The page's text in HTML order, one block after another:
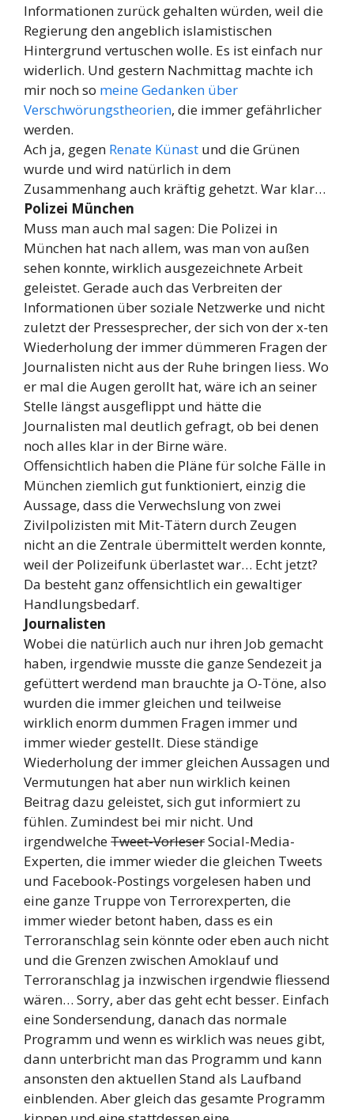
Informationen zurück gehalten würden, weil die
Regierung den angeblich islamistischen
Hintergrund vertuschen wolle. Es ist einfach nur
widerlich. Und gestern Nachmittag machte ich
mir noch so meine Gedanken über
Verschwörungstheorien, die immer gefährlicher
werden.
Ach ja, gegen Renate Künast und die Grünen
wurde und wird natürlich in dem
Zusammenhang auch kräftig gehetzt. War klar…
Polizei München
Muss man auch mal sagen: Die Polizei in
München hat nach allem, was man von außen
sehen konnte, wirklich ausgezeichnete Arbeit
geleistet. Gerade auch das Verbreiten der
Informationen über soziale Netzwerke und nicht
zuletzt der Pressesprecher, der sich von der x-ten
Wiederholung der immer dümmeren Fragen der
Journalisten nicht aus der Ruhe bringen liess. Wo
er mal die Augen gerollt hat, wäre ich an seiner
Stelle längst ausgeflippt und hätte die
Journalisten mal deutlich gefragt, ob bei denen
noch alles klar in der Birne wäre.
Offensichtlich haben die Pläne für solche Fälle in
München ziemlich gut funktioniert, einzig die
Aussage, dass die Verwechslung von zwei
Zivilpolizisten mit Mit-Tätern durch Zeugen
nicht an die Zentrale übermittelt werden konnte,
weil der Polizeifunk überlastet war… Echt jetzt?
Da besteht ganz offensichtlich ein gewaltiger
Handlungsbedarf.
Journalisten
Wobei die natürlich auch nur ihren Job gemacht
haben, irgendwie musste die ganze Sendezeit ja
gefüttert werdend man brauchte ja O-Töne, also
wurden die immer gleichen und teilweise
wirklich enorm dummen Fragen immer und
immer wieder gestellt. Diese ständige
Wiederholung der immer gleichen Aussagen und
Vermutungen hat aber nun wirklich keinen
Beitrag dazu geleistet, sich gut informiert zu
fühlen. Zumindest bei mir nicht. Und
irgendwelcheTweet-VorleserSocial-Media-
Experten, die immer wieder die gleichen Tweets
und Facebook-Postings vorgelesen haben und
eine ganze Truppe von Terrorexperten, die
immer wieder betont haben, dass es ein
Terroranschlag sein könnte oder eben auch nicht
und die Grenzen zwischen Amoklauf und
Terroranschlag ja inzwischen irgendwie fliessend
wären… Sorry, aber das geht echt besser. Einfach
eine Sondersendung, danach das normale
Programm und wenn es wirklich was neues gibt,
dann unterbricht man das Programm und kann
ansonsten den aktuellen Stand als Laufband
einblenden. Aber gleich das gesamte Programm